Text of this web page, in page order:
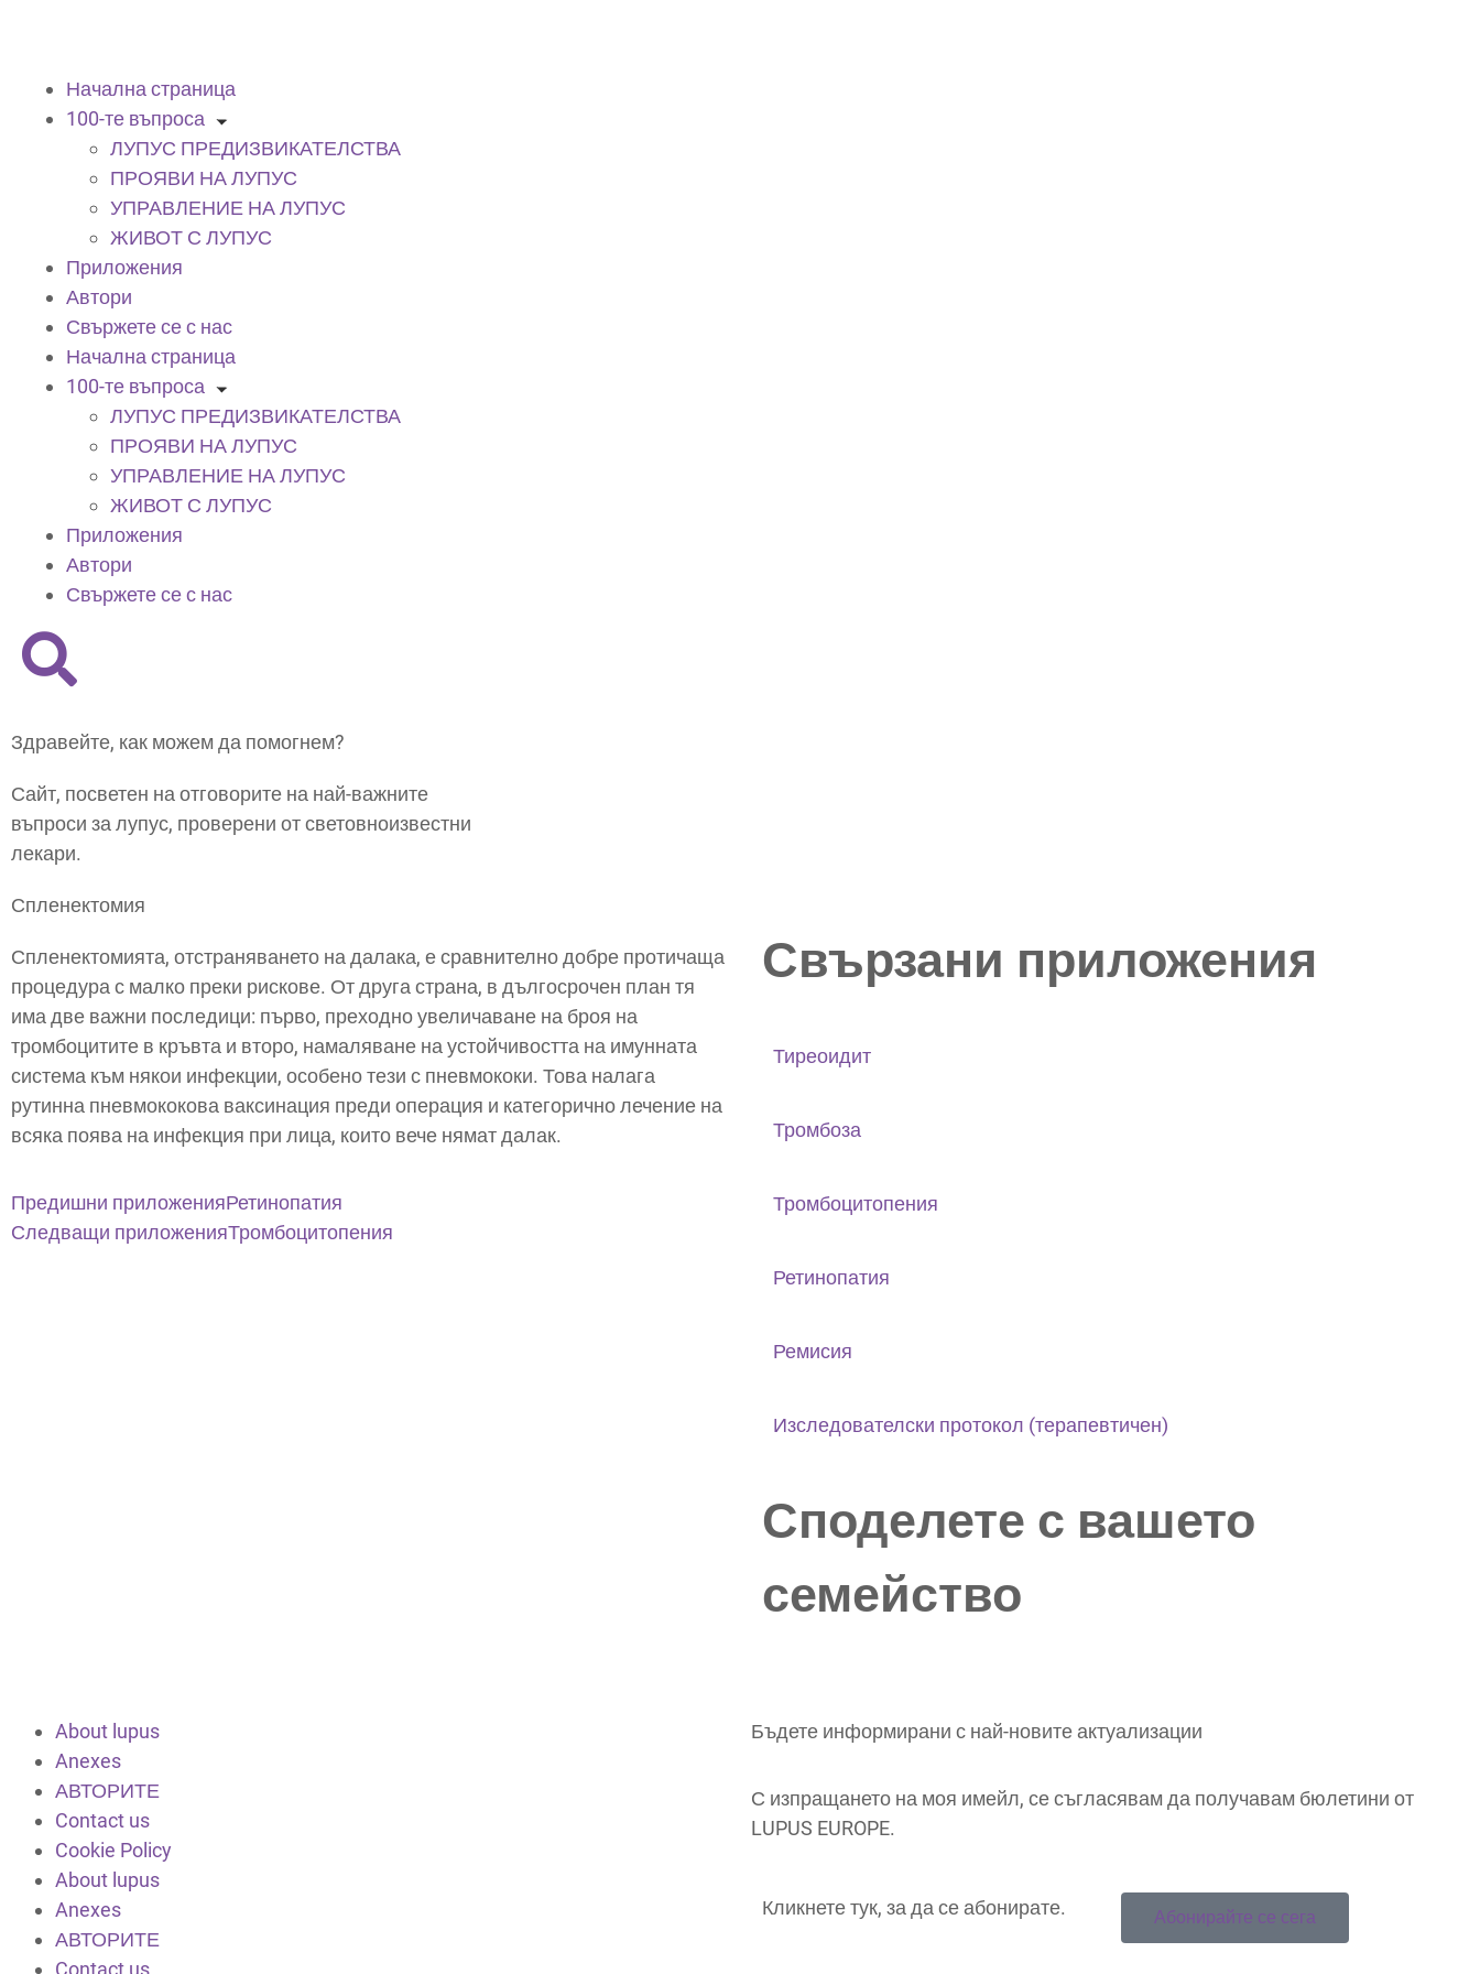
Начална страница
100-те въпроса
ЛУПУС ПРЕДИЗВИКАТЕЛСТВА
ПРОЯВИ НА ЛУПУС
УПРАВЛЕНИЕ НА ЛУПУС
ЖИВОТ С ЛУПУС
Приложения
Автори
Свържете се с нас
Начална страница
100-те въпроса
ЛУПУС ПРЕДИЗВИКАТЕЛСТВА
ПРОЯВИ НА ЛУПУС
УПРАВЛЕНИЕ НА ЛУПУС
ЖИВОТ С ЛУПУС
Приложения
Автори
Свържете се с нас
Здравейте, как можем да помогнем?
Сайт, посветен на отговорите на най-важните
въпроси за лупус, проверени от световноизвестни
лекари.
Спленектомия
Спленектомията, отстраняването на далака, е сравнително добре протичаща
процедура с малко преки рискове. От друга страна, в дългосрочен план тя
има две важни последици: първо, преходно увеличаване на броя на
тромбоцитите в кръвта и второ, намаляване на устойчивостта на имунната
система към някои инфекции, особено тези с пневмококи. Това налага
рутинна пневмококова ваксинация преди операция и категорично лечение на
всяка поява на инфекция при лица, които вече нямат далак.
Предишни приложенияРетинопатия
Следващи приложенияТромбоцитопения
Свързани приложения
Тиреоидит
Тромбоза
Тромбоцитопения
Ретинопатия
Ремисия
Изследователски протокол (терапевтичен)
Споделете с вашето
семейство
About lupus
Anexes
АВТОРИТЕ
Contact us
Cookie Policy
About lupus
Anexes
АВТОРИТЕ
Contact us
Бъдете информирани с най-новите актуализации
С изпращането на моя имейл, се съгласявам да получавам бюлетини от
LUPUS EUROPE.
Кликнете тук, за да се абонирате. Абонирайте се сега